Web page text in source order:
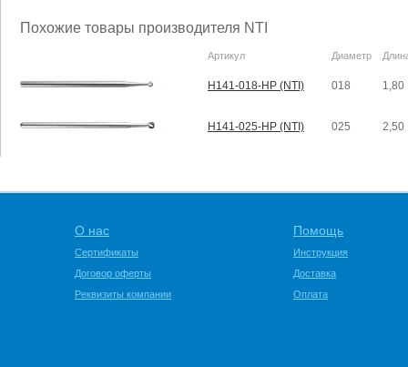
Похожие товары производителя NTI
Артикул Диаметр
H141-018-HP (NTI) 018 1,80
H141-025-HP (NTI) 025 2,50
О нас
Сертификаты
Договор оферты
Реквизиты компании
Помощь
Инструкция
Доставка
Оплата